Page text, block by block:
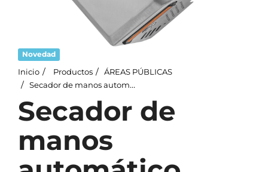
Novedad
Inicio Productos
ÁREAS PÚBLICAS
Secador de manos automático, 1000W, acero inoxidable, mate
Secador de
manos